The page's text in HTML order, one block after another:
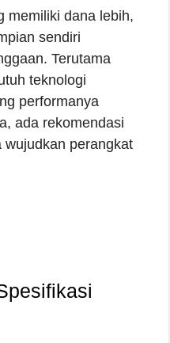
memiliki dana lebih,
sendiri
Terutama
teknologi
performanya
ada rekomendasi
wujudkan perangkat